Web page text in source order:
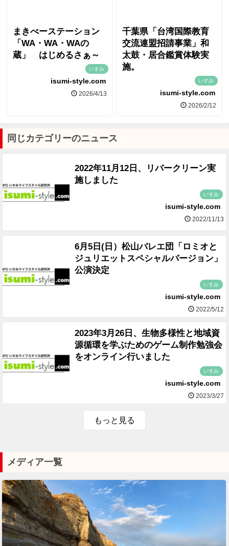
まきべーステーション
「WA・WA・WAの
蔵」 はじめるさぁ～
いすみ
isumi-style.com
2026/4/13
千葉県「台湾国際教育
交流連盟招請事業」和
太鼓・居合鑑賞体験実
施。
いすみ
isumi-style.com
2026/2/12
同じカテゴリーのニュース
2022年11月12日、リバークリーン実
施しました
いすみ
isumi-style.com
2022/11/13
6月5日(日）松山バレエ団「ロミオと
ジュリエットスペシャルバージョン」
公演決定
いすみ
isumi-style.com
2022/5/12
2023年3月26日、生物多様性と地域資
源循環を学ぶためのゲーム制作勉強会
をオンライン行いました
いすみ
isumi-style.com
2023/3/27
もっと見る
メディア一覧